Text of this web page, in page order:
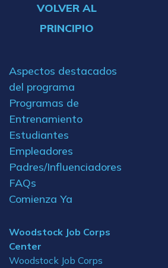
VOLVER AL
PRINCIPIO
Aspectos destacados
del programa
Programas de
Entrenamiento
Estudiantes
Empleadores
Padres/Influenciadores
FAQs
Comienza Ya
Woodstock Job Corps
Center
Woodstock Job Corps